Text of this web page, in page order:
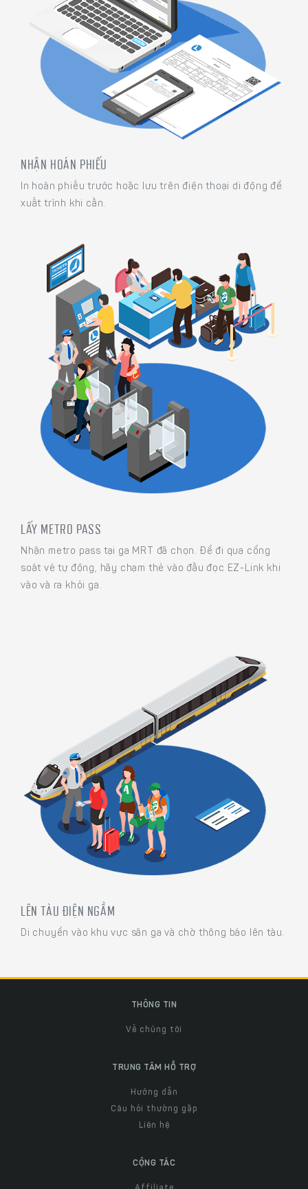
NHẬN HOÁN PHIẾU
In hoán phiếu trước hoặc lưu trên điện thoại di động để
xuất trình khi cần.
LẤY METRO PASS
Nhận metro pass tại ga MRT đã chọn. Để đi qua cổng
soát vé tự động, hãy chạm thẻ vào đầu đọc EZ-Link khi
vào và ra khỏi ga.
LÊN TÀU ĐIỆN NGẦM
Di chuyển vào khu vực sân ga và chờ thông báo lên tàu.
THÔNG TIN
Về chúng tôi
TRUNG TÂM HỖ TRỢ
Hướng dẫn
Câu hỏi thường gặp
Liên hệ
CỘNG TÁC